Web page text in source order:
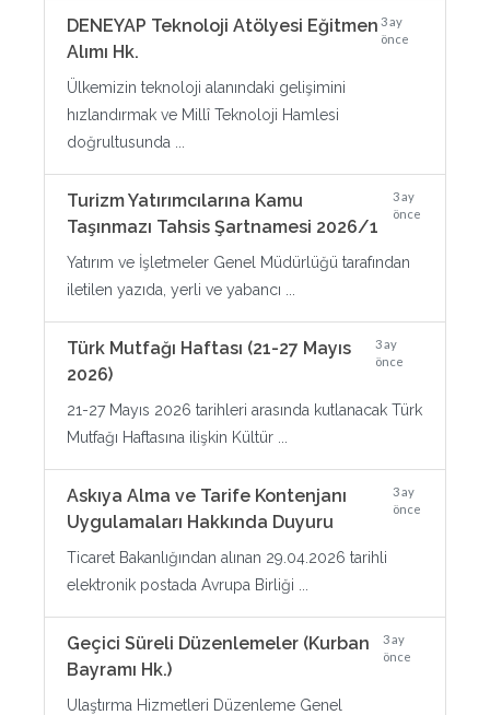
DENEYAP Teknoloji Atölyesi Eğitmen
Alımı Hk.
3 ay
önce
Ülkemizin teknoloji alanındaki gelişimini
hızlandırmak ve Millî Teknoloji Hamlesi
doğrultusunda ...
Turizm Yatırımcılarına Kamu
Taşınmazı Tahsis Şartnamesi 2026/1
3 ay
önce
Yatırım ve İşletmeler Genel Müdürlüğü tarafından
iletilen yazıda, yerli ve yabancı ...
Türk Mutfağı Haftası (21-27 Mayıs
2026)
3 ay
önce
21-27 Mayıs 2026 tarihleri arasında kutlanacak Türk
Mutfağı Haftasına ilişkin Kültür ...
Askıya Alma ve Tarife Kontenjanı
Uygulamaları Hakkında Duyuru
3 ay
önce
Ticaret Bakanlığından alınan 29.04.2026 tarihli
elektronik postada Avrupa Birliği ...
Geçici Süreli Düzenlemeler (Kurban
Bayramı Hk.)
3 ay
önce
Ulaştırma Hizmetleri Düzenleme Genel